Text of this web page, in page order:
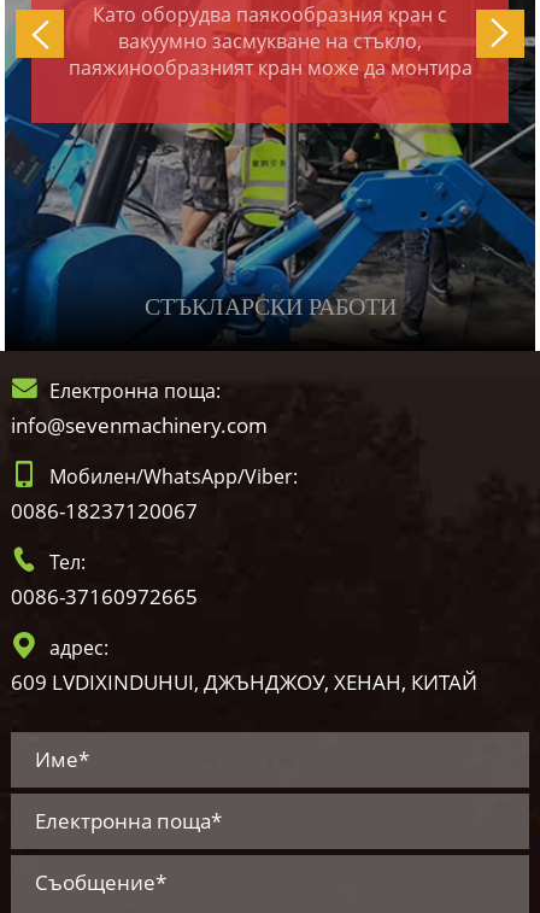
МОНТАЖ НА ОКАЧЕНА СТЕНА
Кранът-паяк може да бъде изпратен до
върха на висока сграда с асансьор и след
това да се използва за монтаж на стъклени
рамки и други външни стени чрез
повдигане на стоките отгоре. Това е едно
от най-популярните приложения на
паякови кранове, което може да избегне
използването на скъпи кулокранове, за да
съкрати периода на строителство и да
намали разходите.
Електронна поща:
info@sevenmachinery.com
Мобилен/WhatsApp/Viber:
0086-18237120067
Тел:
0086-37160972665
адрес:
609 LVDIXINDUHUI, ДЖЪНДЖОУ, ХЕНАН, КИТАЙ